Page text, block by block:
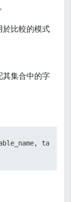
於比較的模式
其集合中的字